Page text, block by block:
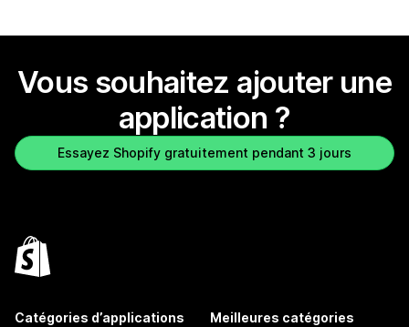
Vous souhaitez ajouter une
application ?
Essayez Shopify gratuitement pendant 3 jours
Catégories d’applications Meilleures catégories